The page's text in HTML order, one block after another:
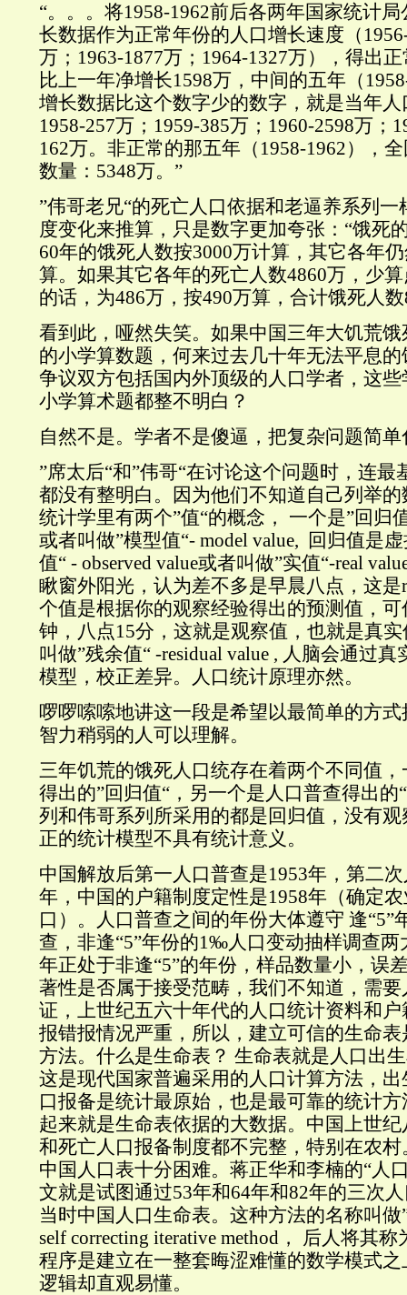
“。。。将1958-1962前后各两年国家统计
长数据作为正常年份的人口增长速度（
万；1963-1877万；1964-1327万），得出
比上一年净增长1598万，中间的五年（
增长数据比这个数字少的数字，就是当年
1958-257万；1959-385万；1960-2598万；
162万。非正常的那五年（1958-1962），
数量：5348万。”
”伟哥老兄“的死亡人口依据和老逼养系列
度变化来推算，只是数字更加夸张：“饿死
60年的饿死人数按3000万计算，其它各年
算。如果其它各年的死亡人数4860万，少
的话，为486万，按490万算，合计饿死人
看到此，哑然失笑。如果中国三年大饥荒
的小学算数题，何来过去几十年无法平息
争议双方包括国内外顶级的人口学者，这
小学算术题都整不明白？
自然不是。学者不是傻逼，把复杂问题简
”席太后“和”伟哥“在讨论这个问题时，连最
都没有整明白。因为他们不知道自己列举
统计学里有两个”值“的概念， 一个是”回归
或者叫做”模型值“- model value, 回归值是
值“ - observed value或者叫做”实值“-real
瞅窗外阳光，认为差不多是早晨八点，这是
个值是根据你的观察经验得出的预测值，
钟，八点15分，这就是观察值，也就是真
叫做”残余值“ -residual value , 人脑会通过
模型，校正差异。人口统计原理亦然。
啰啰嗦嗦地讲这一段是希望以最简单的方
智力稍弱的人可以理解。
三年饥荒的饿死人口统存在着两个不同值
得出的”回归值“，另一个是人口普查得出的
列和伟哥系列所采用的都是回归值，没有
正的统计模型不具有统计意义。
中国解放后第一人口普查是1953年，第二
年，中国的户籍制度定性是1958年（确定
口）。人口普查之间的年份大体遵守 逢“5”
查，非逢“5”年份的1‰人口变动抽样调查两
年正处于非逢“5”的年份，样品数量小，误
著性是否属于接受范畴，我们不知道，需
证，上世纪五六十年代的人口统计资料和
报错报情况严重，所以，建立可信的生命
方法。什么是生命表？ 生命表就是人口出
这是现代国家普遍采用的人口计算方法，
口报备是统计最原始，也是最可靠的统计
起来就是生命表依据的大数据。中国上世
和死亡人口报备制度都不完整，特别在农
中国人口表十分困难。蒋正华和李楠的“人
文就是试图通过53年和64年和82年的三次
当时中国人口生命表。这种方法的名称叫做
self correcting iterative method， 后人将其
程序是建立在一整套晦涩难懂的数学模式
逻辑却直观易懂。